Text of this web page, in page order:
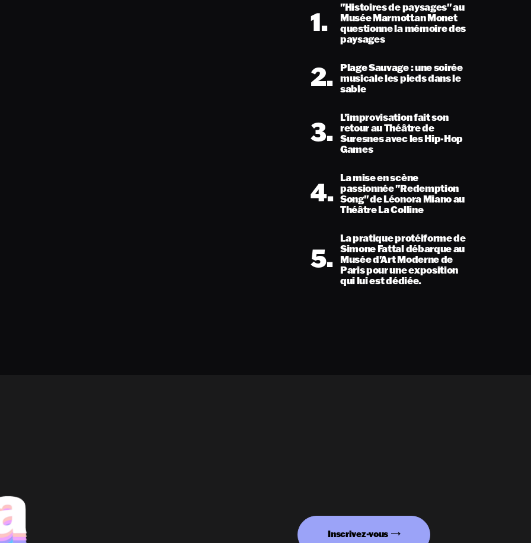
1.
"Histoires de paysages" au
Musée Marmottan Monet
questionne la mémoire des
paysages
2. Plage Sauvage : une soirée
musicale les pieds dans le
sable
3. L’improvisation fait son
retour au Théâtre de
Suresnes avec les Hip-Hop
Games
4. La mise en scène
passionnée "Redemption
Song" de Léonora Miano au
Théâtre La Colline
5.
La pratique protéiforme de
Simone Fattal débarque au
Musée d'Art Moderne de
Paris pour une exposition
qui lui est dédiée.
Inscrivez-vous